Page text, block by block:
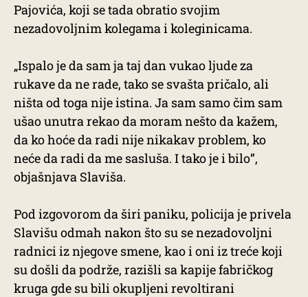
Pajovića, koji se tada obratio svojim
nezadovoljnim kolegama i koleginicama.
„Ispalo je da sam ja taj dan vukao ljude za
rukave da ne rade, tako se svašta pričalo, ali
ništa od toga nije istina. Ja sam samo čim sam
ušao unutra rekao da moram nešto da kažem,
da ko hoće da radi nije nikakav problem, ko
neće da radi da me sasluša. I tako je i bilo”,
objašnjava Slaviša.
Pod izgovorom da širi paniku, policija je privela
Slavišu odmah nakon što su se nezadovoljni
radnici iz njegove smene, kao i oni iz treće koji
su došli da podrže, razišli sa kapije fabričkog
kruga gde su bili okupljeni revoltirani